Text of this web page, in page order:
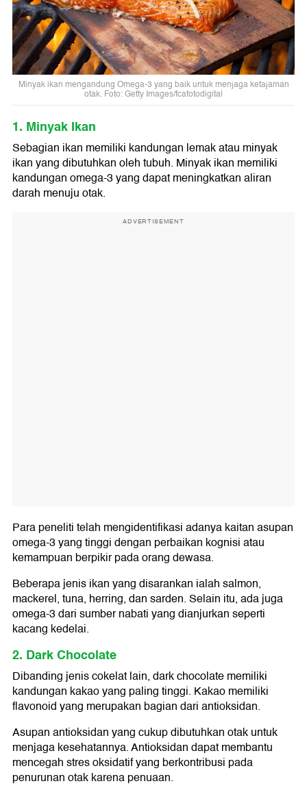
Minyak ikan mengandung Omega-3 yang baik untuk menjaga ketajaman
otak. Foto: Getty Images/fcafotodigital
1. Minyak Ikan
Sebagian ikan memiliki kandungan lemak atau minyak
ikan yang dibutuhkan oleh tubuh. Minyak ikan memiliki
kandungan omega-3 yang dapat meningkatkan aliran
darah menuju otak.
ADVERTISEMENT
Para peneliti telah mengidentifikasi adanya kaitan asupan
omega-3 yang tinggi dengan perbaikan kognisi atau
kemampuan berpikir pada orang dewasa.
Beberapa jenis ikan yang disarankan ialah salmon,
mackerel, tuna, herring, dan sarden. Selain itu, ada juga
omega-3 dari sumber nabati yang dianjurkan seperti
kacang kedelai.
2. Dark Chocolate
Dibanding jenis cokelat lain, dark chocolate memiliki
kandungan kakao yang paling tinggi. Kakao memiliki
flavonoid yang merupakan bagian dari antioksidan.
Asupan antioksidan yang cukup dibutuhkan otak untuk
menjaga kesehatannya. Antioksidan dapat membantu
mencegah stres oksidatif yang berkontribusi pada
penurunan otak karena penuaan.